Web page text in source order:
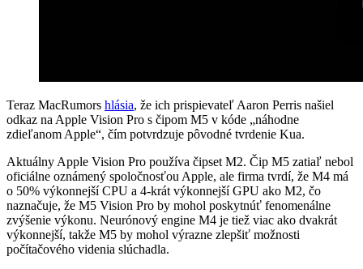
Teraz MacRumors hlásia, že ich prispievateľ Aaron Perris našiel
odkaz na Apple Vision Pro s čipom M5 v kóde „náhodne
zdieľanom Apple“, čím potvrdzuje pôvodné tvrdenie Kua.
Aktuálny Apple Vision Pro používa čipset M2. Čip M5 zatiaľ nebol
oficiálne oznámený spoločnosťou Apple, ale firma tvrdí, že M4 má
o 50% výkonnejší CPU a 4-krát výkonnejší GPU ako M2, čo
naznačuje, že M5 Vision Pro by mohol poskytnúť fenomenálne
zvýšenie výkonu. Neurónový engine M4 je tiež viac ako dvakrát
výkonnejší, takže M5 by mohol výrazne zlepšiť možnosti
počítačového videnia slúchadla.